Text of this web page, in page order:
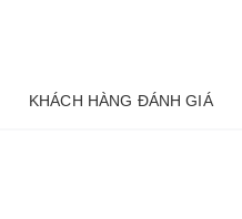
KHÁCH HÀNG ĐÁNH GIÁ